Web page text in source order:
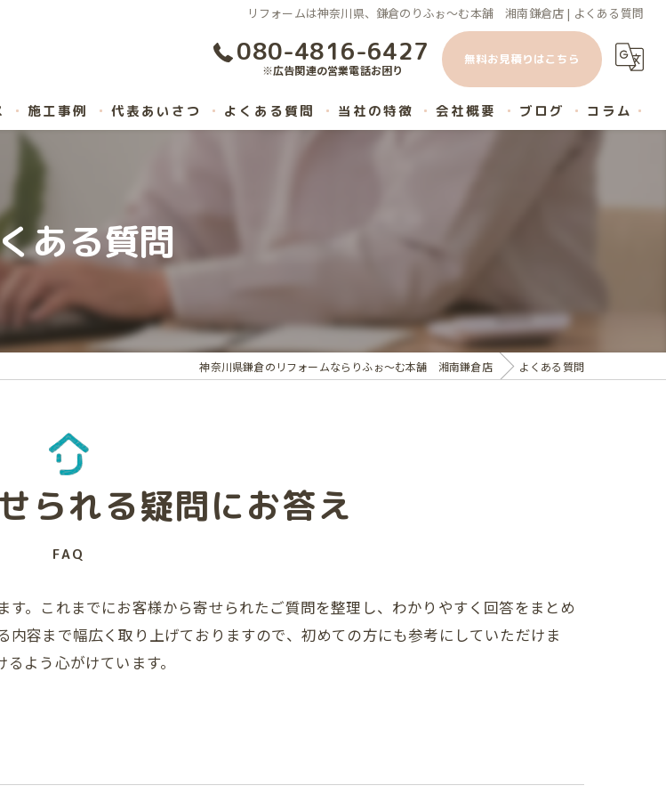
リフォームは神奈川県、鎌倉のりふぉ～む本舗 湘南鎌倉店 | よくある質問
080-4816-6427
※広告関連の営業電話お困り
無料お見積りはこちら
施工事例 代表あいさつ よくある質問 当社の特徴
リノベーション
会社概要 ブログ コラム
ある質問
神奈川県鎌倉のリフォームならりふぉ～む本舗 湘南鎌倉店 よくある質問
られる疑問にお答え
FAQ
。これまでにお客様から寄せられたご質問を整理し、わかりやすく回答をまとめ
容まで幅広く取り上げておりますので、初めての方にも参考にしていただけま
よう心がけています。